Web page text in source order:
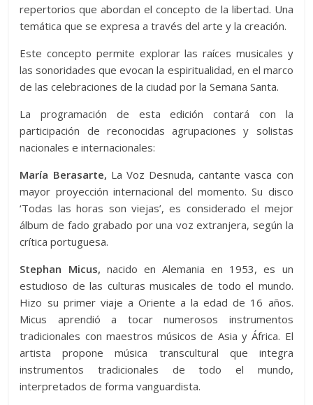
repertorios que abordan el concepto de la libertad. Una
temática que se expresa a través del arte y la creación.
Este concepto permite explorar las raíces musicales y
las sonoridades que evocan la espiritualidad, en el marco
de las celebraciones de la ciudad por la Semana Santa.
La programación de esta edición contará con la
participación de reconocidas agrupaciones y solistas
nacionales e internacionales:
María Berasarte, La Voz Desnuda, cantante vasca con
mayor proyección internacional del momento. Su disco
‘Todas las horas son viejas’, es considerado el mejor
álbum de fado grabado por una voz extranjera, según la
crítica portuguesa.
Stephan Micus, nacido en Alemania en 1953, es un
estudioso de las culturas musicales de todo el mundo.
Hizo su primer viaje a Oriente a la edad de 16 años.
Micus aprendió a tocar numerosos instrumentos
tradicionales con maestros músicos de Asia y África. El
artista propone música transcultural que integra
instrumentos tradicionales de todo el mundo,
interpretados de forma vanguardista.